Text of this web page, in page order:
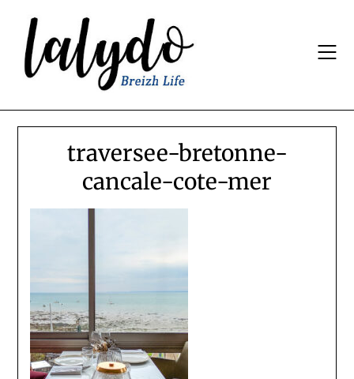
content
traversee-bretonne-
cancale-cote-mer